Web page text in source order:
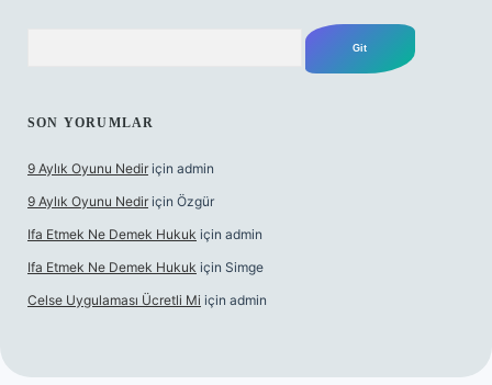
SON YORUMLAR
9 Aylık Oyunu Nedir için admin
9 Aylık Oyunu Nedir için Özgür
Ifa Etmek Ne Demek Hukuk için admin
Ifa Etmek Ne Demek Hukuk için Simge
Celse Uygulaması Ücretli Mi için admin